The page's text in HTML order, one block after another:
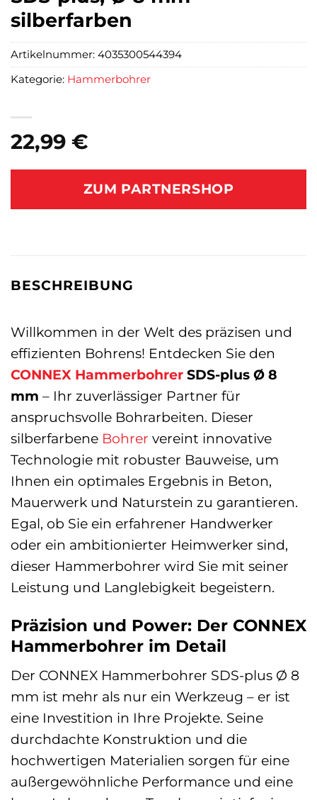
silberfarben
22,99 €
ZUM PARTNERSHOP
Artikelnummer: 4035300544394
Kategorie: Hammerbohrer
BESCHREIBUNG
Willkommen in der Welt des präzisen und
effizienten Bohrens! Entdecken Sie den
CONNEX Hammerbohrer SDS-plus Ø 8
mm – Ihr zuverlässiger Partner für
anspruchsvolle Bohrarbeiten. Dieser
silberfarbene Bohrer vereint innovative
Technologie mit robuster Bauweise, um
Ihnen ein optimales Ergebnis in Beton,
Mauerwerk und Naturstein zu garantieren.
Egal, ob Sie ein erfahrener Handwerker
oder ein ambitionierter Heimwerker sind,
dieser Hammerbohrer wird Sie mit seiner
Leistung und Langlebigkeit begeistern.
Präzision und Power: Der CONNEX
Hammerbohrer im Detail
Der CONNEX Hammerbohrer SDS-plus Ø 8
mm ist mehr als nur ein Werkzeug – er ist
eine Investition in Ihre Projekte. Seine
durchdachte Konstruktion und die
hochwertigen Materialien sorgen für eine
außergewöhnliche Performance und eine